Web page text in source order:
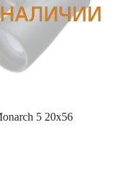
5 20x56